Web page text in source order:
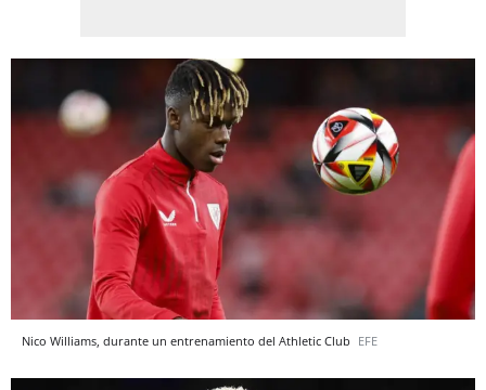
Nico Williams, durante un entrenamiento del Athletic Club EFE